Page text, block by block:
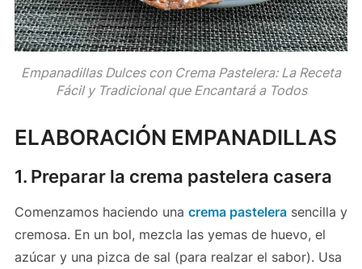
Empanadillas Dulces con Crema Pastelera: La Receta
Fácil y Tradicional que Encantará a Todos
ELABORACIÓN EMPANADILLAS
1. Preparar la crema pastelera casera
Comenzamos haciendo una crema pastelerasencilla y
cremosa. En un bol, mezcla las yemas de huevo, el
azúcar y una pizca de sal (para realzar el sabor). Usa